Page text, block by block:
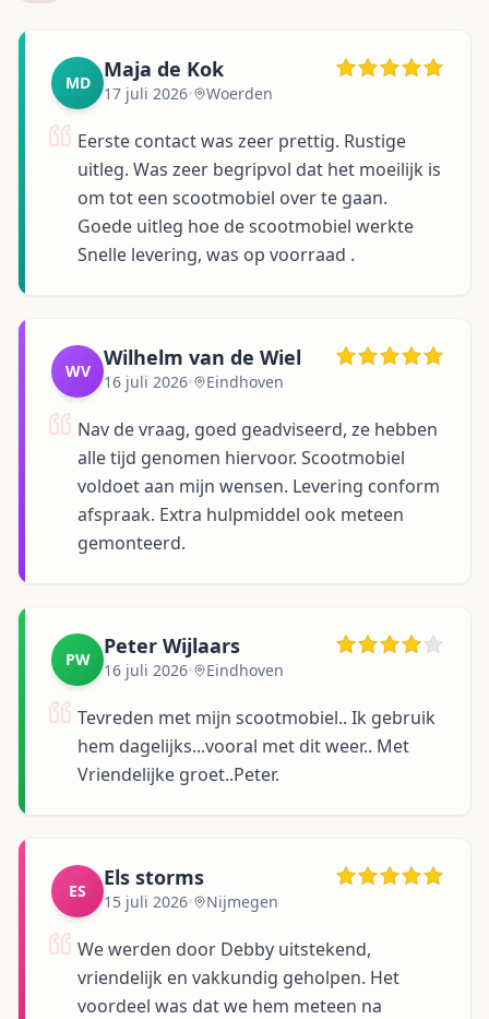
MD
Maja de Kok
17 juli 2026• Woerden
Eerste contact was zeer prettig. Rustige
uitleg. Was zeer begripvol dat het moeilijk is
om tot een scootmobiel over te gaan.
Goede uitleg hoe de scootmobiel werkte
Snelle levering, was op voorraad .
WV
Wilhelm van de Wiel
16 juli 2026• Eindhoven
Nav de vraag, goed geadviseerd, ze hebben
alle tijd genomen hiervoor. Scootmobiel
voldoet aan mijn wensen. Levering conform
afspraak. Extra hulpmiddel ook meteen
gemonteerd.
PW
Peter Wijlaars
16 juli 2026• Eindhoven
Tevreden met mijn scootmobiel.. Ik gebruik
hem dagelijks...vooral met dit weer.. Met
Vriendelijke groet..Peter.
ES
Els storms
15 juli 2026• Nijmegen
We werden door Debby uitstekend,
vriendelijk en vakkundig geholpen. Het
voordeel was dat we hem meteen na